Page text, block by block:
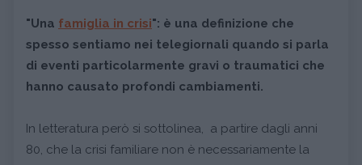
"Una famiglia in crisi": è una definizione che
spesso sentiamo nei telegiornali quando si parla
di eventi particolarmente gravi o traumatici che
hanno causato profondi cambiamenti.
In letteratura però si sottolinea, a partire dagli anni
80, che la crisi familiare non è necessariamente la